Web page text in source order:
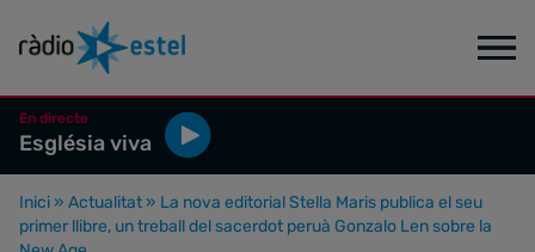
En directe
Església viva
Inici » Actualitat » La nova editorial Stella Maris publica el seu
primer llibre, un treball del sacerdot peruà Gonzalo Len sobre la